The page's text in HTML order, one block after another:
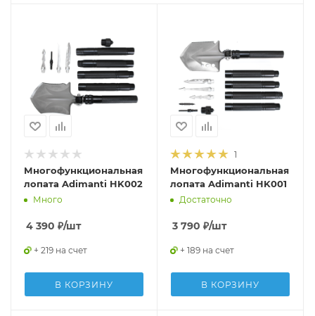
Многофункциональная
лопата Adimanti HK002
Много
4 390 ₽/шт
+ 219 на счет
В КОРЗИНУ
1
Многофункциональная
лопата Adimanti HK001
Достаточно
3 790 ₽/шт
+ 189 на счет
В КОРЗИНУ